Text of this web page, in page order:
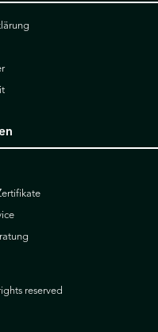
reserved